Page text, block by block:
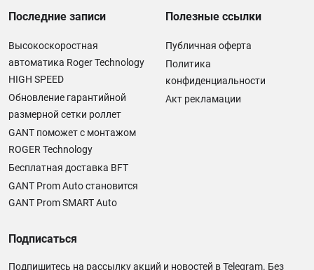
Последние записи
Высокоскоростная
автоматика Roger Technology
HIGH SPEED
Обновление гарантийной
размерной сетки роллет
GANT поможет с монтажом
ROGER Technology
Бесплатная доставка BFT
GANT Prom Auto становится
GANT Prom SMART Auto
Полезные ссылки
Публичная оферта
Политика
конфиденциальности
Акт рекламации
Подписаться
Подпишитесь на рассылку акций и новостей в Telegram. Без